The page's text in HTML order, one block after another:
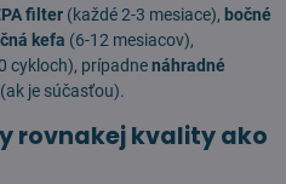
filter (každé 2-3 mesiace), bočné
kefa (6-12 mesiacov),
cykloch), prípadnenáhradné
je súčasťou).
rovnakej kvality ako